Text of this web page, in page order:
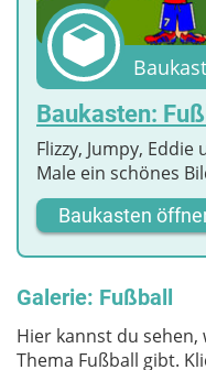
Baukasten:
Flizzy, Jumpy,
Male ein schönes
Baukasten
Galerie: Fußball
Hier kannst du sehen,
Thema Fußball gibt.